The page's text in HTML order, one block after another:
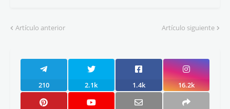
Artículo anterior Artículo siguiente
210 2.1k 1.4k 16.2k